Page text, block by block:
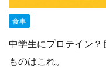
食事
中学生にプロテイン
ものはこれ。